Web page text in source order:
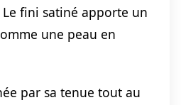
fini satiné apporte un
une peau en
par sa tenue tout au